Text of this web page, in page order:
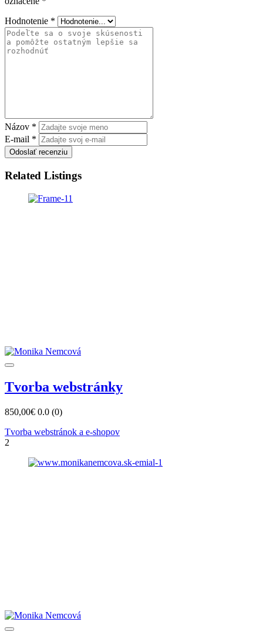
Hodnotenie *
Názov *
E-mail *
Odoslať recenziu
Related Listings
Tvorba webstránky
850,00€ 0.0 (0)
Tvorba webstránok a e-shopov
2